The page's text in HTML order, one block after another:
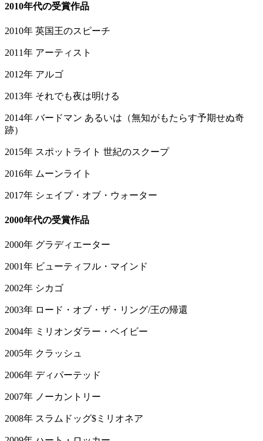
2010年代の受賞作品
2010年 英国王のスピーチ
2011年 アーティスト
2012年 アルゴ
2013年 それでも夜は明ける
2014年 バードマン あるいは（無知がもたらす予期せぬ奇
跡）
2015年 スポットライト 世紀のスクープ
2016年 ムーンライト
2017年 シェイプ・オブ・ウォーター
2000年代の受賞作品
2000年 グラディエーター
2001年 ビューティフル・マインド
2002年 シカゴ
2003年 ロード・オブ・ザ・リング/王の帰還
2004年 ミリオンダラー・ベイビー
2005年 クラッシュ
2006年 ディパーテッド
2007年 ノーカントリー
2008年 スラムドッグ$ミリオネア